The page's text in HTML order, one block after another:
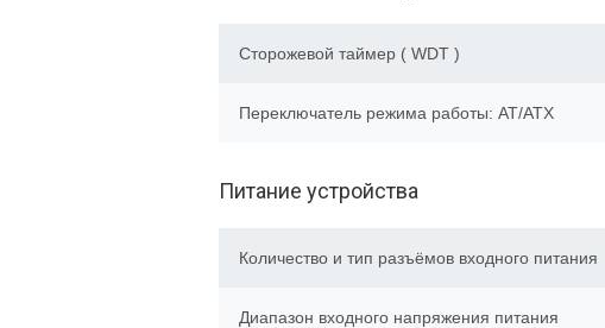
Сторожевой таймер ( WDT )
Переключатель режима работы: AT/ATX
Питание устройства
Количество и тип разъёмов входного питания
Диапазон входного напряжения питания